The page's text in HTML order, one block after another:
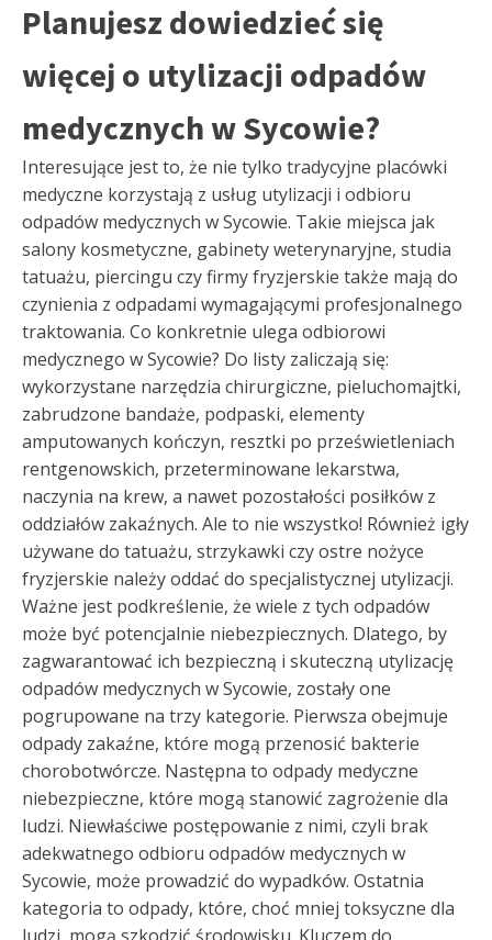
Planujesz dowiedzieć się
więcej o utylizacji odpadów
medycznych w Sycowie?
Interesujące jest to, że nie tylko tradycyjne placówki
medyczne korzystają z usług utylizacji i odbioru
odpadów medycznych w Sycowie. Takie miejsca jak
salony kosmetyczne, gabinety weterynaryjne, studia
tatuażu, piercingu czy firmy fryzjerskie także mają do
czynienia z odpadami wymagającymi profesjonalnego
traktowania. Co konkretnie ulega odbiorowi
medycznego w Sycowie? Do listy zaliczają się:
wykorzystane narzędzia chirurgiczne, pieluchomajtki,
zabrudzone bandaże, podpaski, elementy
amputowanych kończyn, resztki po prześwietleniach
rentgenowskich, przeterminowane lekarstwa,
naczynia na krew, a nawet pozostałości posiłków z
oddziałów zakaźnych. Ale to nie wszystko! Również igły
używane do tatuażu, strzykawki czy ostre nożyce
fryzjerskie należy oddać do specjalistycznej utylizacji.
Ważne jest podkreślenie, że wiele z tych odpadów
może być potencjalnie niebezpiecznych. Dlatego, by
zagwarantować ich bezpieczną i skuteczną utylizację
odpadów medycznych w Sycowie, zostały one
pogrupowane na trzy kategorie. Pierwsza obejmuje
odpady zakaźne, które mogą przenosić bakterie
chorobotwórcze. Następna to odpady medyczne
niebezpieczne, które mogą stanowić zagrożenie dla
ludzi. Niewłaściwe postępowanie z nimi, czyli brak
adekwatnego odbioru odpadów medycznych w
Sycowie, może prowadzić do wypadków. Ostatnia
kategoria to odpady, które, choć mniej toksyczne dla